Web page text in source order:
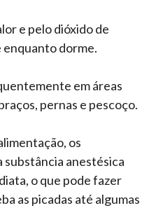
e pelo dióxido de
dorme.
em áreas
pernas e pescoço.
os
substância anestésica
o que pode fazer
as picadas até algumas